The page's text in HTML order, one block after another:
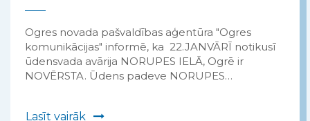
Ogres novada pašvaldības aģentūra "Ogres
komunikācijas" informē, ka 22.JANVĀRĪ notikusī
ūdensvada avārija NORUPES IELĀ, Ogrē ir
NOVĒRSTA. Ūdens padeve NORUPES…
Lasīt vairāk